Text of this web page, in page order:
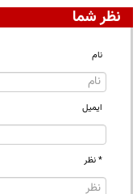
نظر شما
نام
ایمیل
* نظر